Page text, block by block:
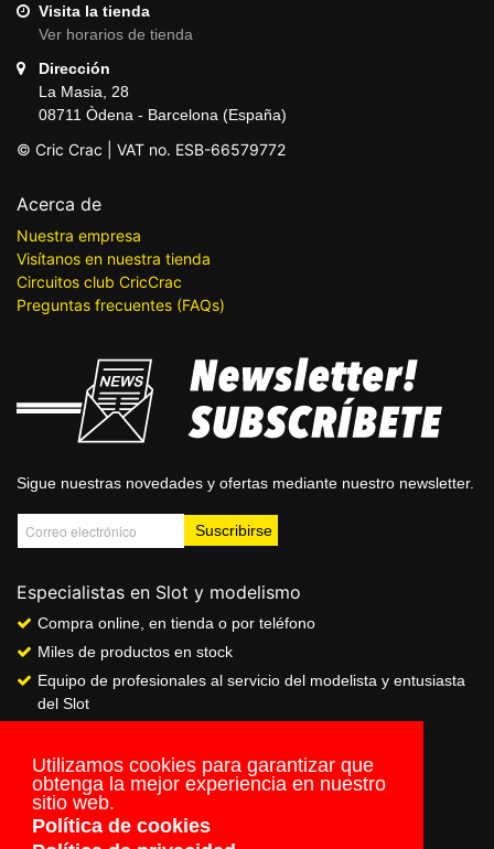
Utilizamos cookies para garantizar que
obtenga la mejor experiencia en nuestro
sitio web.
Política de cookies
Visita la tienda
Ver horarios de tienda
Dirección
La Masia, 28
08711 Òdena - Barcelona (España)
© Cric Crac | VAT no. ESB-66579772
Acerca de
Nuestra empresa
Visítanos en nuestra tienda
Circuitos club CricCrac
Preguntas frecuentes (FAQs)
Sigue nuestras novedades y ofertas mediante nuestro newsletter.
Especialistas en Slot y modelismo
Compra online, en tienda o por teléfono
Miles de productos en stock
Equipo de profesionales al servicio del modelista y entusiasta
del Slot
Servicio de pago seguro online
Envios a todo el mundo